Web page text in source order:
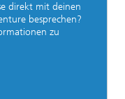
direkt mit deinen
besprechen?
zu